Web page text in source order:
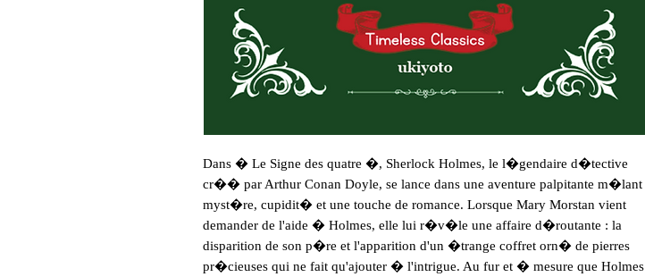
Dans � Le Signe des quatre �, Sherlock Holmes, le l�gendaire d�tective
cr�� par Arthur Conan Doyle, se lance dans une aventure palpitante m�lant
myst�re, cupidit� et une touche de romance. Lorsque Mary Morstan vient
demander de l'aide � Holmes, elle lui r�v�le une affaire d�routante : la
disparition de son p�re et l'apparition d'un �trange coffret orn� de pierres
pr�cieuses qui ne fait qu'ajouter � l'intrigue. Au fur et � mesure que Holmes